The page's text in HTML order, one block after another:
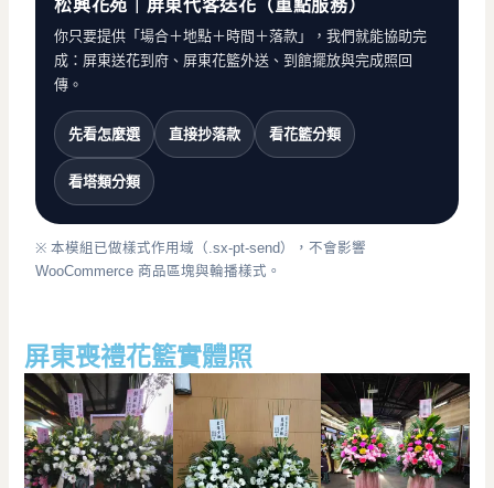
松興花苑｜屏東代客送花（重點服務）
你只要提供「場合＋地點＋時間＋落款」，我們就能協助完
成：屏東送花到府、屏東花籃外送、到館擺放與完成照回
傳。
先看怎麼選 直接抄落款 看花籃分類
看塔類分類
※ 本模組已做樣式作用域（.sx-pt-send），不會影響
WooCommerce 商品區塊與輪播樣式。
屏東喪禮花籃實體照